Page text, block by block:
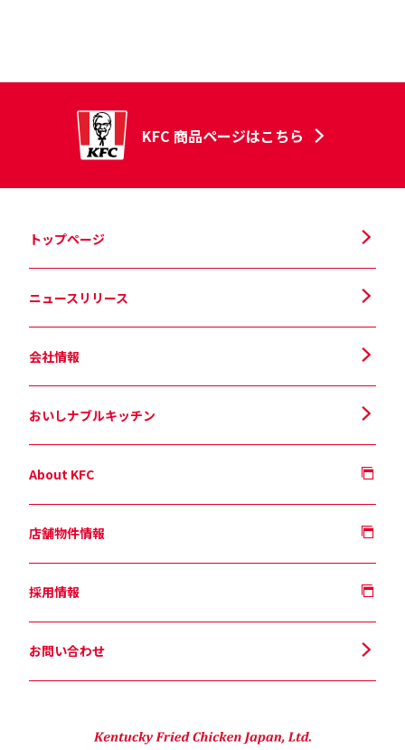
KFC 商品ページはこちら
トップページ
ニュースリリース
会社情報
おいしナブルキッチン
About KFC
店舗物件情報
採用情報
お問い合わせ